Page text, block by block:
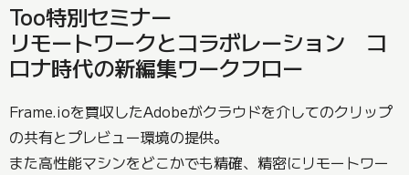
Too特別セミナー
リモートワークとコラボレーション コ
ロナ時代の新編集ワークフロー
Frame.ioを買収したAdobeがクラウドを介してのクリップ
の共有とプレビュー環境の提供。
また高性能マシンをどこかでも精確、精密にリモートワー